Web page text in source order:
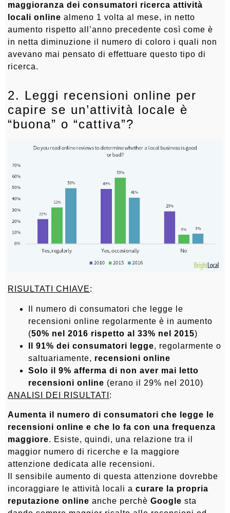
maggioranza dei consumatori ricerca attività
locali online almeno 1 volta al mese, in netto
aumento rispetto all’anno precedente così come è
in netta diminuzione il numero di coloro i quali non
avevano mai pensato di effettuare questo tipo di
ricerca.
2. Leggi recensioni online per
capire se un’attività locale è
“buona” o “cattiva”?
RISULTATI CHIAVE:
Il numero di consumatori che legge le
recensioni online regolarmente è in aumento
(50% nel 2016 rispetto al 33% nel 2015)
Il 91% dei consumatori legge, regolarmente o
saltuariamente, recensioni online
Solo il 9% afferma di non aver mai letto
recensioni online (erano il 29% nel 2010)
ANALISI DEI RISULTATI :
Aumenta il numero di consumatori che legge le
recensioni online e che lo fa con una frequenza
maggiore. Esiste, quindi, una relazione tra il
maggior numero di ricerche e la maggiore
attenzione dedicata alle recensioni.
Il sensibile aumento di questa attenzione dovrebbe
incoraggiare le attività locali a curare la propria
reputazione online anche perchè Google sta